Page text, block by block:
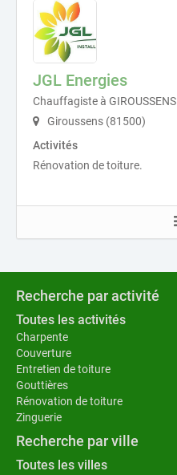
JGL Energies
Chauffagiste à GIROUSSENS
Giroussens (81500)
Activités
Rénovation de toiture.
Recherche par activité
Toutes les activités
Charpente
Couverture
Entretien de toiture
Gouttières
Rénovation de toiture
Zinguerie
Recherche par ville
Toutes les villes